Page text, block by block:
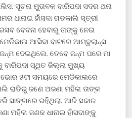
ସୂଚନା ମୁତାବକ ବାରିପଦା ସଦର ଥନା
ଧାନାଇ ହାଁସଦା ଗତକାଲି ସ୍ତ୍ରୀ
ବେଦନା ହେବାରୁ ତାଙ୍କୁ ନେଇ
ଆସିବା ବାଟରେ ଆମ୍ବୁଲାନ୍ସ
ଦେଇଥିଲେ. ତେବେ ଜନ୍ମ ପରେ ମା
ସ୍ଥିତ ଜିଲ୍ଲା ମୁଖ୍ୟ
୫ଟା ସମୟରେ ମେଡିକାଲରେ
ରାତିରୁ ଜଣେ ଅଜଣା ମହିଳା ତାଙ୍କ
ସାଙ୍ଗରେ ରହିଥିଲା. ଆଜି ସକାଳ
ମହିଳା ଜଣକ ଧାନାଇ ହାଁସଦାଙ୍କୁ